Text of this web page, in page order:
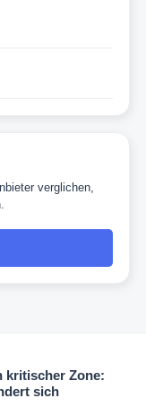
verglichen,
kritischer Zone:
sich